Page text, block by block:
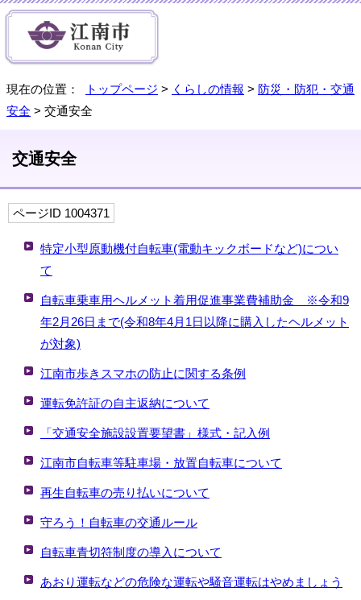
現在の位置： トップページ > くらしの情報 > 防災・防犯・交通
安全 > 交通安全
交通安全
ページID 1004371
特定小型原動機付自転車(電動キックボードなど)につい
て
自転車乗車用ヘルメット着用促進事業費補助金 ※令和9
年2月26日まで(令和8年4月1日以降に購入したヘルメット
が対象)
江南市歩きスマホの防止に関する条例
運転免許証の自主返納について
「交通安全施設設置要望書」様式・記入例
江南市自転車等駐車場・放置自転車について
再生自転車の売り払いについて
守ろう！自転車の交通ルール
自転車青切符制度の導入について
あおり運転などの危険な運転や騒音運転はやめましょう